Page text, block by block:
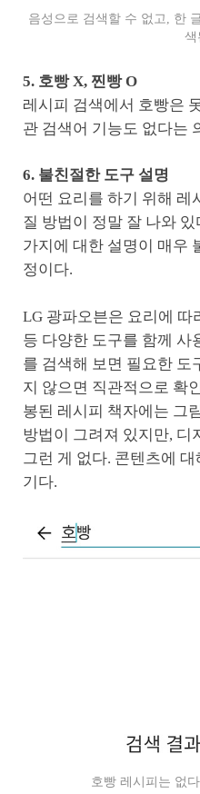
음성으로 검색할 수 없고, 한
색
5. 호빵 X, 찐빵 O
레시피 검색에서 호빵은
관 검색어 기능도 없다는
6. 불친절한 도구 설명
어떤 요리를 하기 위해 레
질 방법이 정말 잘 나와
가지에 대한 설명이 매우
정이다.
LG 광파오븐은 요리에 따
등 다양한 도구를 함께 사
를 검색해 보면 필요한 도
지 않으면 직관적으로 확
봉된 레시피 책자에는 그
방법이 그려져 있지만, 디
그런 게 없다. 콘텐츠에
기다.
호빵 레시피는 없